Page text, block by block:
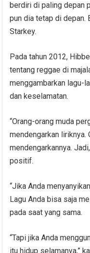
berdiri di paling depan
pun dia tetap di depan.
Starkey.
Pada tahun 2012,
tentang reggae di
menggambarkan lagu-
dan keselamatan.
“Orang-orang muda
mendengarkan liriknya.
mendengarkannya.
positif.
“Jika Anda
Lagu Anda bisa saja
pada saat yang sama.
“Tapi jika Anda
itu hidup selamanya,”